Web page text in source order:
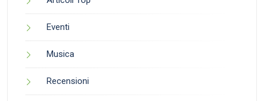
Eventi
Musica
Recensioni